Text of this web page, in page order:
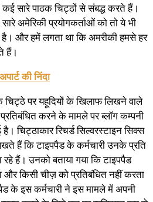
कई सारे पाठक चिट्ठों से संबद्ध करते हैं।
अमेरिकी प्रयोगकर्ताओं को तो ये भी
है। और हमें लगता था कि अमरीकी हमसे हर
हैं।
की निंदा
चिट्ठे पर यहूदियों के खिलाफ लिखने वाले
करने के मामले पर ब्लॉग कम्पनी
चिट्ठाकार रिचर्ड सिल्वरस्टाइन सिक्स
हैं कि टाइपपैड के कर्मचारी उनके प्रति
रहे हैं। उनको बताया गया कि टाइपपैड
किसी चीज़ को प्रतिबंधित नहीं करता
के इस कर्मचारी ने इस मामले में अपनी